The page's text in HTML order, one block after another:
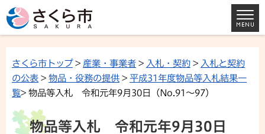
さくら市トップ> 産業・事業者 > 入札・契約 > 入札と契約
の公表 > 物品・役務の提供 > 平成31年度物品等入札結果一
覧> 物品等入札 令和元年9月30日（No.91～97）
物品等入札 令和元年9月30日